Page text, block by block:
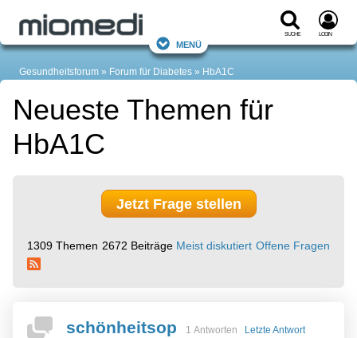
Suche Login
Menü
Gesundheitsforum Forum für Diabetes HbA1C
Neueste Themen für
HbA1C
Jetzt Frage stellen
1309 Themen 2672 Beiträge Meist diskutiert Offene Fragen
schönheitsop 1 Antworten
Letzte Antwort